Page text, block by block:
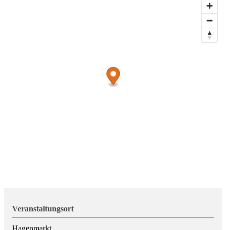
Veranstaltungsort
Hagenmarkt